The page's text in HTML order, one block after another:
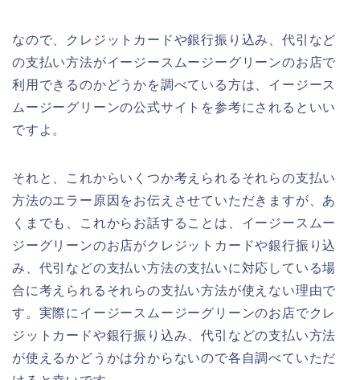
なので、クレジットカードや銀行振り込み、代引など
の支払い方法がイージースムージーグリーンのお店で
利用できるのかどうかを調べている方は、イージース
ムージーグリーンの公式サイトを参考にされるといい
ですよ。
それと、これからいくつか考えられるそれらの支払い
方法のエラー原因をお伝えさせていただきますが、あ
くまでも、これからお話することは、イージースムー
ジーグリーンのお店がクレジットカードや銀行振り込
み、代引などの支払い方法の支払いに対応している場
合に考えられるそれらの支払い方法が使えない理由で
す。実際にイージースムージーグリーンのお店でクレ
ジットカードや銀行振り込み、代引などの支払い方法
が使えるかどうかは分からないので各自調べていただ